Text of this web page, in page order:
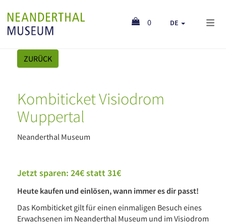
0 DE
ZURÜCK
Kombiticket Visiodrom
Wuppertal
Neanderthal Museum
Jetzt sparen: 24€ statt 31€
Heute kaufen und einlösen, wann immer es dir passt!
Das Kombiticket gilt für einen einmaligen Besuch eines
Erwachsenen im Neanderthal Museum und im Visiodrom